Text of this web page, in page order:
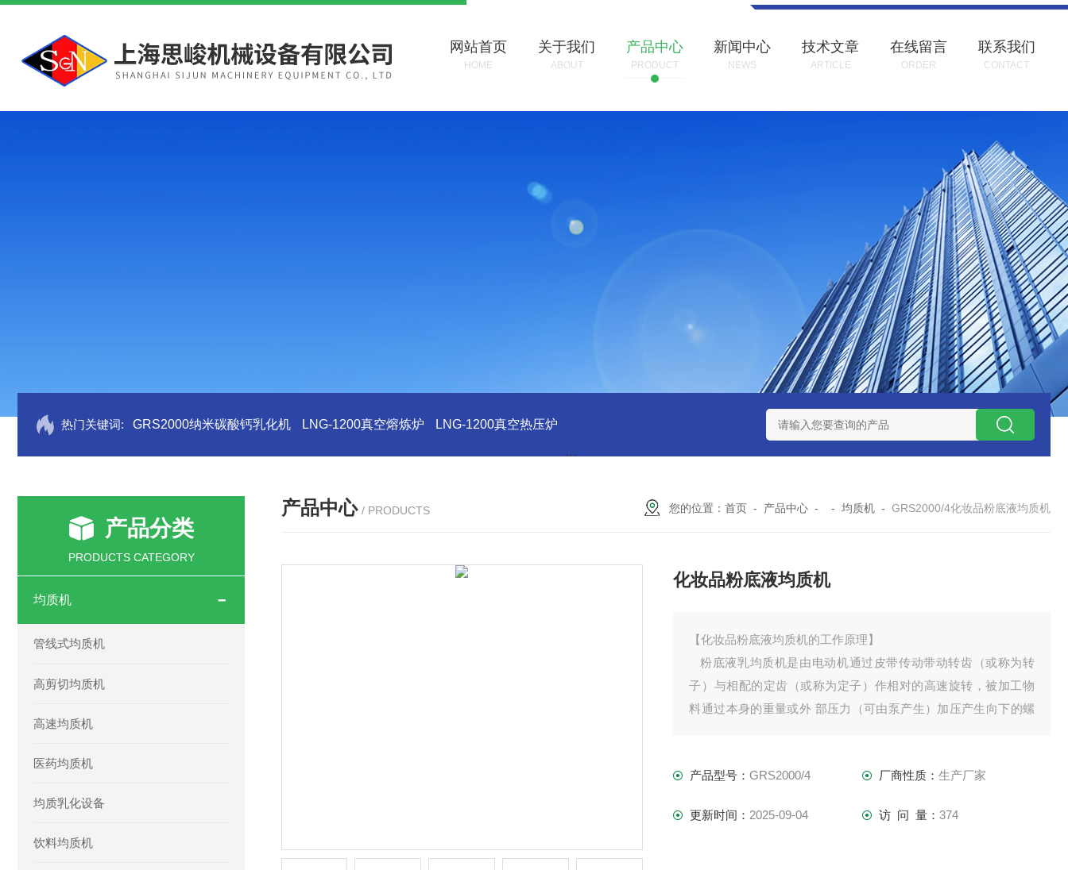
网站首页
HOME
关于我们
ABOUT
产品中心
PRODUCT
新闻中心
NEWS
技术文章
ARTICLE
在线留言
ORDER
联系我们
CONTACT
热门关键词: GRS2000纳米碳酸钙乳化机 LNG-1200真空熔炼炉 LNG-1200真空热压炉 LNHZ-1200碳包覆回转炉 LNHZ-1200可倾斜式回转炉
产品分类
PRODUCTS CATEGORY
均质机
管线式均质机
高剪切均质机
高速均质机
医药均质机
均质乳化设备
饮料均质机
产品中心 / PRODUCTS 您的位置： 首页 - 产品中心 - - 均质机 - GRS2000/4化妆品粉底液均质机
化妆品粉底液均质机
【化妆品粉底液均质机的工作原理】
粉底液乳均质机是由电动机通过皮带传动带动转齿（或称为转
子）与相配的定齿（或称为定子）作相对的高速旋转，被加工物
料通过本身的重量或外 部压力（可由泵产生）加压产生向下的螺
化、分散和粉碎，达到物料超细粉碎及乳化的效果。
产品型号：GRS2000/4 厂商性质： 生产厂家
更新时间： 2025-09-04 访 问 量： 374